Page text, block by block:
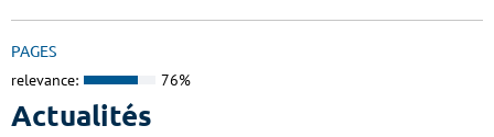
PAGES
relevance: 76%
Actualités